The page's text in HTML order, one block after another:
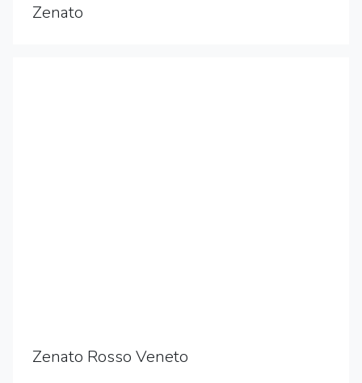
Zenato
Zenato Rosso Veneto